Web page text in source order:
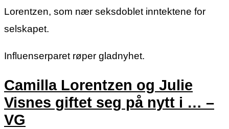
Lorentzen, som nær seksdoblet inntektene for
selskapet.
Influenserparet røper gladnyhet.
Camilla Lorentzen og Julie
Visnes giftet seg på nytt i … –
VG